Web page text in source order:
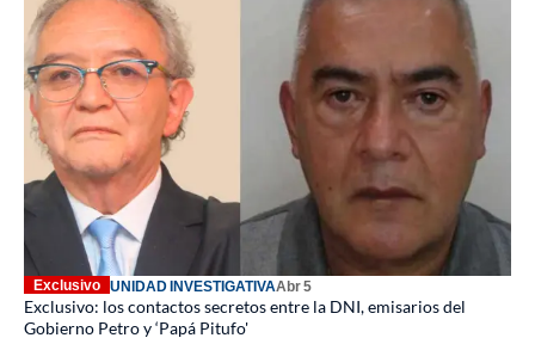
Exclusivo UNIDAD INVESTIGATIVAAbr 5
Exclusivo: los contactos secretos entre la DNI, emisarios del
Gobierno Petro y ‘Papá Pitufo'